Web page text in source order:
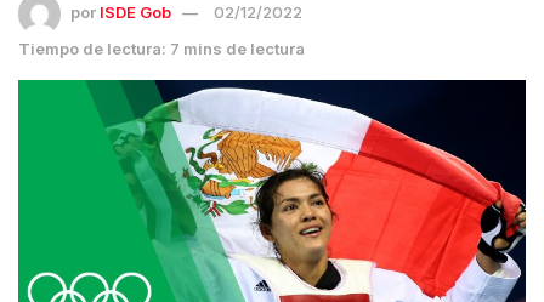
por ISDE Gob
02/12/2022
Tiempo de lectura: 7 mins de lectura